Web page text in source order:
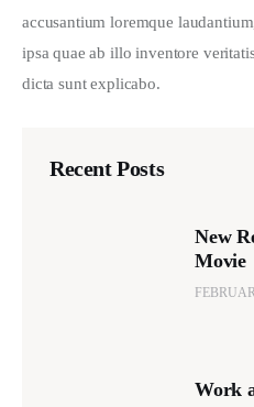
accusantium loremque
ipsa quae ab illo inventore
dicta sunt explicabo.
Recent Posts
New
Movie
Work